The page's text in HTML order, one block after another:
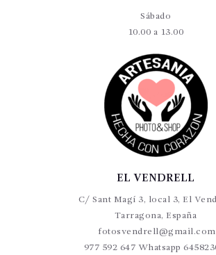
Sábado
10.00 a 13.00
EL VENDRELL
C/ Sant Magí 3, local 3, El
Tarragona, España
fotosvendrell@gmail.com
977 592 647 Whatsapp